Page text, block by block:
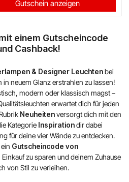
Gutschein anzeigen
einem Gutscheincode
Cashback!
& Designer Leuchtenbei
neuem Glanz erstrahlen zu lassen!
modern oder klassisch magst –
erwartet dich für jeden
Neuheitenversorgt dich mit den
Kategorie Inspirationdir dabei
für deine vier Wände zu entdecken.
Gutscheincode von
Einkauf zu sparen und deinem Zuhause
von Stil zu verleihen.